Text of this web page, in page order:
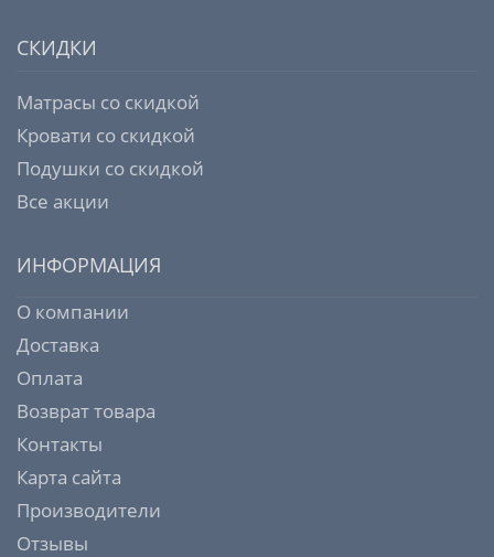
СКИДКИ
Матрасы со скидкой
Кровати со скидкой
Подушки со скидкой
Все акции
ИНФОРМАЦИЯ
О компании
Доставка
Оплата
Возврат товара
Контакты
Карта сайта
Производители
Отзывы